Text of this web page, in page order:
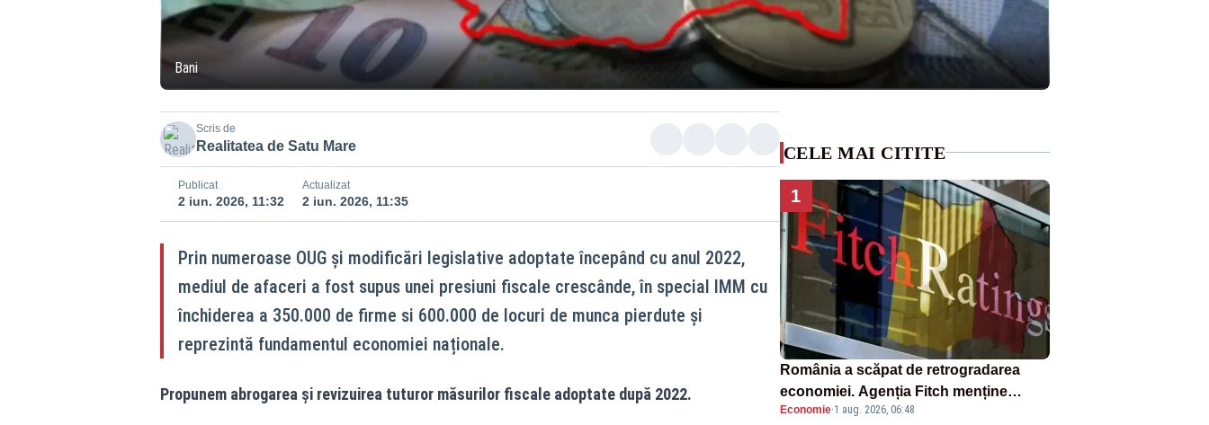
Bani
Scris de
Realitatea de Satu Mare
Publicat
2 iun. 2026, 11:32
Actualizat
2 iun. 2026, 11:35
Prin numeroase OUG și modificări legislative adoptate începând cu anul 2022,
mediul de afaceri a fost supus unei presiuni fiscale crescânde, în special IMM cu
închiderea a 350.000 de firme si 600.000 de locuri de munca pierdute și
reprezintă fundamentul economiei naționale.
Propunem abrogarea și revizuirea tuturor măsurilor fiscale adoptate după 2022.
CELE MAI CITITE
1
România a scăpat de retrogradarea
economiei. Agenția Fitch menține
ratingul „BBB-” cu perspectivă
Economie·1 aug. 2026, 06:48